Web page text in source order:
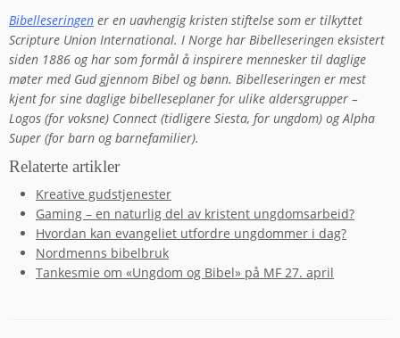
Bibelleseringen er en uavhengig kristen stiftelse som er tilkyttet
Scripture Union International. I Norge har Bibelleseringen eksistert
siden 1886 og har som formål å inspirere mennesker til daglige
møter med Gud gjennom Bibel og bønn. Bibelleseringen er mest
kjent for sine daglige bibelleseplaner for ulike aldersgrupper –
Logos (for voksne) Connect (tidligere Siesta, for ungdom) og Alpha
Super (for barn og barnefamilier).
Relaterte artikler
Kreative gudstjenester
Gaming – en naturlig del av kristent ungdomsarbeid?
Hvordan kan evangeliet utfordre ungdommer i dag?
Nordmenns bibelbruk
Tankesmie om «Ungdom og Bibel» på MF 27. april